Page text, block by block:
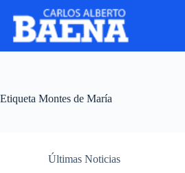
Etiqueta Montes de María
Últimas Noticias